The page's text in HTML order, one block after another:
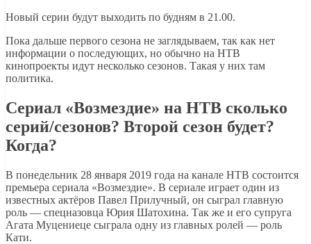
Новый серии будут выходить по будням в 21.00.
Пока дальше первого сезона не заглядываем, так как нет
информации о последующих, но обычно на НТВ
кинопроекты идут несколько сезонов. Такая у них там
политика.
Сериал «Возмездие­» на НТВ сколько
серий/сезонов? Второй сезон будет?
Когда?
В понедельник 28 января 2019 года на канале НТВ состоится
премьера сериала «Возмездие». В сериале играет один из
известных актёров Павел Прилучный, он сыграл главную
роль — спецназовца Юрия Шатохина. Так же и его супруга
Агата Муцениеце сыграла одну из главных ролей — роль
Кати.